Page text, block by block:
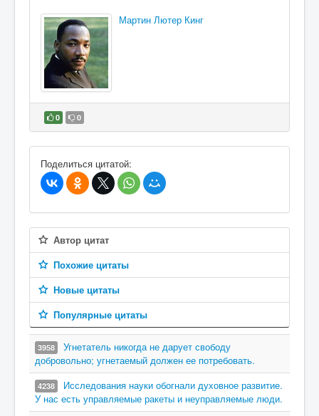
Мартин Лютер Кинг
0 0
В избранное
Поделиться цитатой:
Автор цитат
Похожие цитаты
Новые цитаты
Популярные цитаты
3958
Угнетатель никогда не дарует свободу
добровольно; угнетаемый должен ее потребовать.
4238
Исследования науки обогнали духовное развитие.
У нас есть управляемые ракеты и неуправляемые люди.